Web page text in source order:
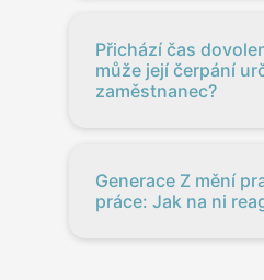
Přichází čas
může její čerpání
zaměstnanec?
Generace Z mění
práce: Jak na ni